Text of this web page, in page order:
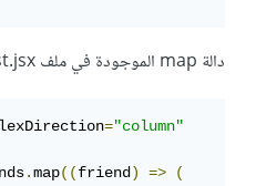
دالة map الموجودة في ملف FriendsList.jsx
="column"
.map((friend) =>
(